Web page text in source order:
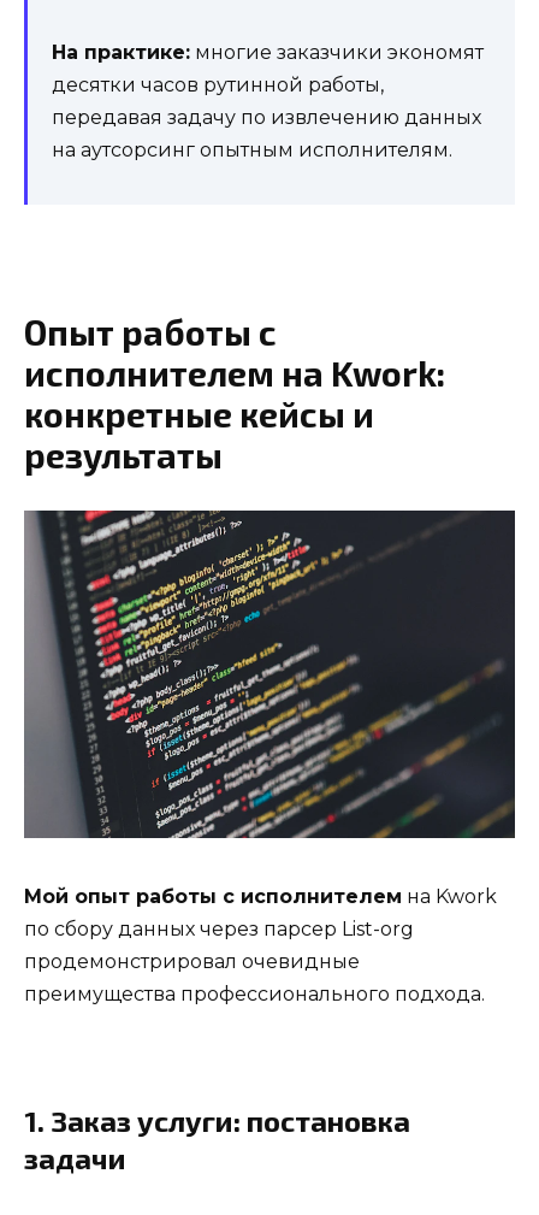
На практике: многие заказчики экономят
десятки часов рутинной работы,
передавая задачу по извлечению данных
на аутсорсинг опытным исполнителям.
Опыт работы с
исполнителем на Kwork:
конкретные кейсы и
результаты
Мой опыт работы с исполнителем на Kwork
по сбору данных через парсер List-org
продемонстрировал очевидные
преимущества профессионального подхода.
1. Заказ услуги: постановка
задачи